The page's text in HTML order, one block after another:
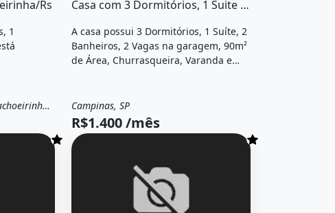
Rs
1
Parque Marechal Rondon, Cachoeirinha - RS
Casa com 3 Dormitórios, 1 Suite com Garagem
A casa possui 3 Dormitórios, 1 Suíte, 2
Banheiros, 2 Vagas na garagem, 90m²
de Área, Churrasqueira, Varanda e
/Mês.
Aluguel Casa
Campinas, SP
R$1.400 /mês